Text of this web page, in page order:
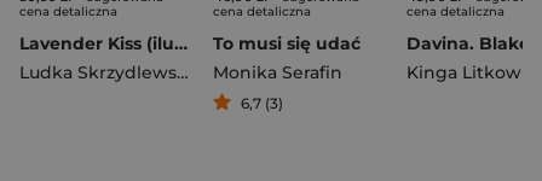
cena detaliczna
Lavender Kiss (ilustrowane brzegi)
Ludka Skrzydlewska
cena detaliczna
To musi się udać
Monika Serafin
6,7 (3)
cena detaliczna
Kinga